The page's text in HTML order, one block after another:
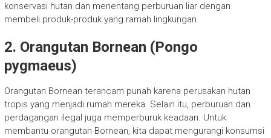
konservasi hutan dan menentang perburuan liar dengan
membeli produk-produk yang ramah lingkungan.
2. Orangutan Bornean (Pongo
pygmaeus)
Orangutan Bornean terancam punah karena perusakan hutan
tropis yang menjadi rumah mereka. Selain itu, perburuan dan
perdagangan ilegal juga memperburuk keadaan. Untuk
membantu orangutan Bornean, kita dapat mengurangi konsumsi